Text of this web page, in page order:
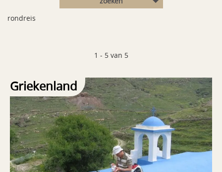
rondreis
1 - 5 van 5
Griekenland